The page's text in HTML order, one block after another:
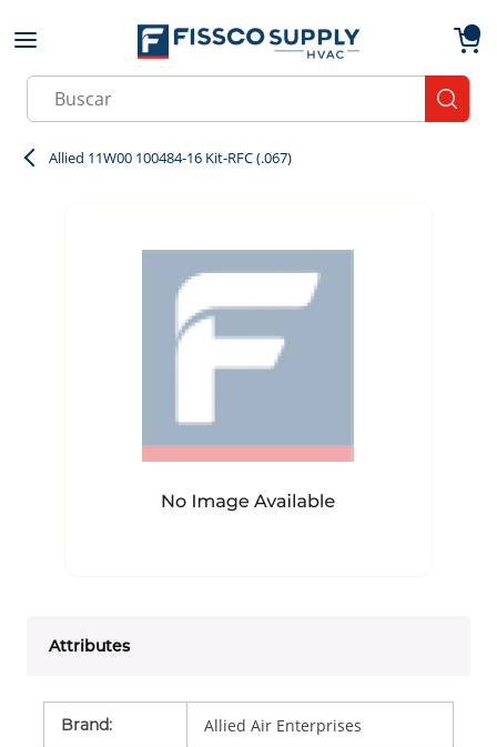
Skip to main content
Site Search
Allied 11W00 100484-16 Kit-RFC (.067)
Attributes
Brand: Allied Air Enterprises